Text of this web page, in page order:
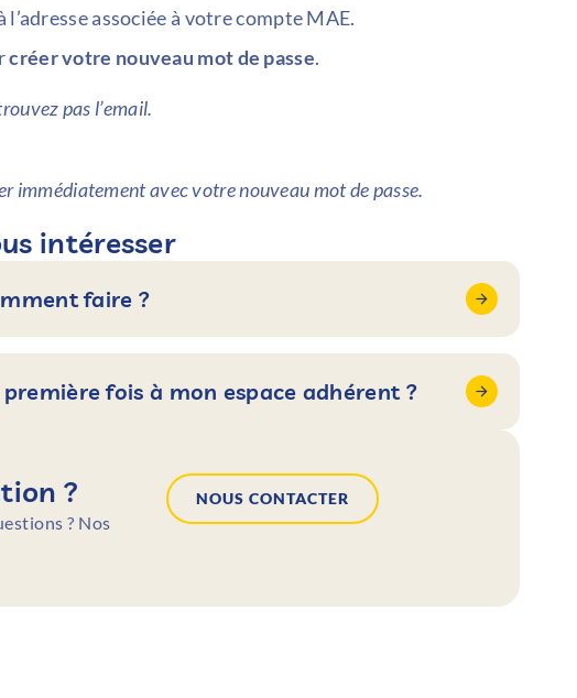
l’adresse associée à votre compte MAE.
créer votre nouveau mot de passe.
pas l’email.
immédiatement avec votre nouveau mot de passe.
intéresser
faire ?
fois à mon espace adhérent ?
?
? Nos
NOUS CONTACTER